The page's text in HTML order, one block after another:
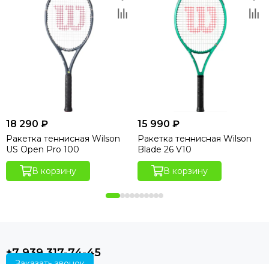
18 290 ₽
Ракетка теннисная Wilson
US Open Pro 100
В корзину
15 990 ₽
Ракетка теннисная Wilson
Blade 26 V10
В корзину
+7 939 317-74-45